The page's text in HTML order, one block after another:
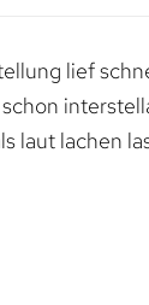
lief
laut lachen